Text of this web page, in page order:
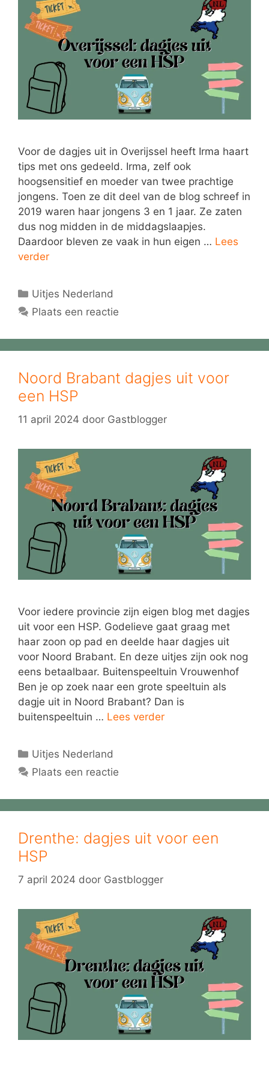
Voor de dagjes uit in Overijssel heeft Irma haart
tips met ons gedeeld. Irma, zelf ook
hoogsensitief en moeder van twee prachtige
jongens. Toen ze dit deel van de blog schreef in
2019 waren haar jongens 3 en 1 jaar. Ze zaten
dus nog midden in de middagslaapjes.
Daardoor bleven ze vaak in hun eigen … Lees
verder
Categorieën
Uitjes Nederland
Plaats een reactie
Noord Brabant dagjes uit voor
een HSP
11 april 2024 door Gastblogger
Voor iedere provincie zijn eigen blog met dagjes
uit voor een HSP. Godelieve gaat graag met
haar zoon op pad en deelde haar dagjes uit
voor Noord Brabant. En deze uitjes zijn ook nog
eens betaalbaar. Buitenspeeltuin Vrouwenhof
Ben je op zoek naar een grote speeltuin als
dagje uit in Noord Brabant? Dan is
buitenspeeltuin … Lees verder
Categorieën
Uitjes Nederland
Plaats een reactie
Drenthe: dagjes uit voor een
HSP
7 april 2024 door Gastblogger